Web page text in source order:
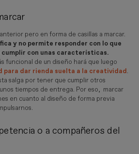
pero en forma de casillas a marcar.
y no permite responder con lo que
cumplir con unas características.
funcional de un diseño hará que luego
para dar rienda suelta a la creatividad .
salga por tener que cumplir otros
tiempos de entrega. Por eso, marcar
en cuanto al diseño de forma previa
o a compañeros del